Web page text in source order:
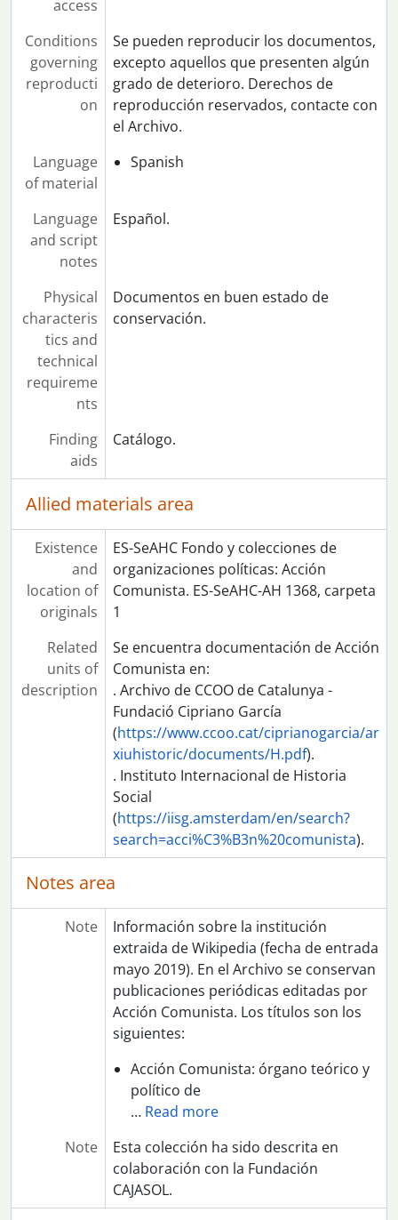
access
Conditions
governing
reproducti
on
Se pueden reproducir los documentos,
excepto aquellos que presenten algún
grado de deterioro. Derechos de
reproducción reservados, contacte con
el Archivo.
Language
of material
Spanish
Language
and script
notes
Español.
Physical
characteris
tics and
technical
requireme
nts
Documentos en buen estado de
conservación.
Finding
aids
Catálogo.
Allied materials area
Existence
and
location of
originals
ES-SeAHC Fondo y colecciones de
organizaciones políticas: Acción
Comunista. ES-SeAHC-AH 1368, carpeta
1
Related
units of
description
Se encuentra documentación de Acción
Comunista en:
. Archivo de CCOO de Catalunya -
Fundació Cipriano García
(https://www.ccoo.cat/ciprianogarcia/ar
xiuhistoric/documents/H.pdf).
. Instituto Internacional de Historia
Social
(https://iisg.amsterdam/en/search?
search=acci%C3%B3n%20comunista).
Notes area
Note
Información sobre la institución
extraida de Wikipedia (fecha de entrada
mayo 2019). En el Archivo se conservan
publicaciones periódicas editadas por
Acción Comunista. Los títulos son los
siguientes:
Acción Comunista: órgano teórico y
político de
… Read more
Note
Esta colección ha sido descrita en
colaboración con la Fundación
CAJASOL.